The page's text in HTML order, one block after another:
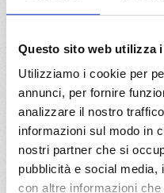
Questo sito web utilizza
Utilizziamo i cookie per
annunci, per fornire
analizzare il nostro
informazioni sul modo in
nostri partner che si
pubblicità e social media,
con altre informazioni
Mediterraneo 7
da
Genova, Marsiglia,
Provence(marseilles)